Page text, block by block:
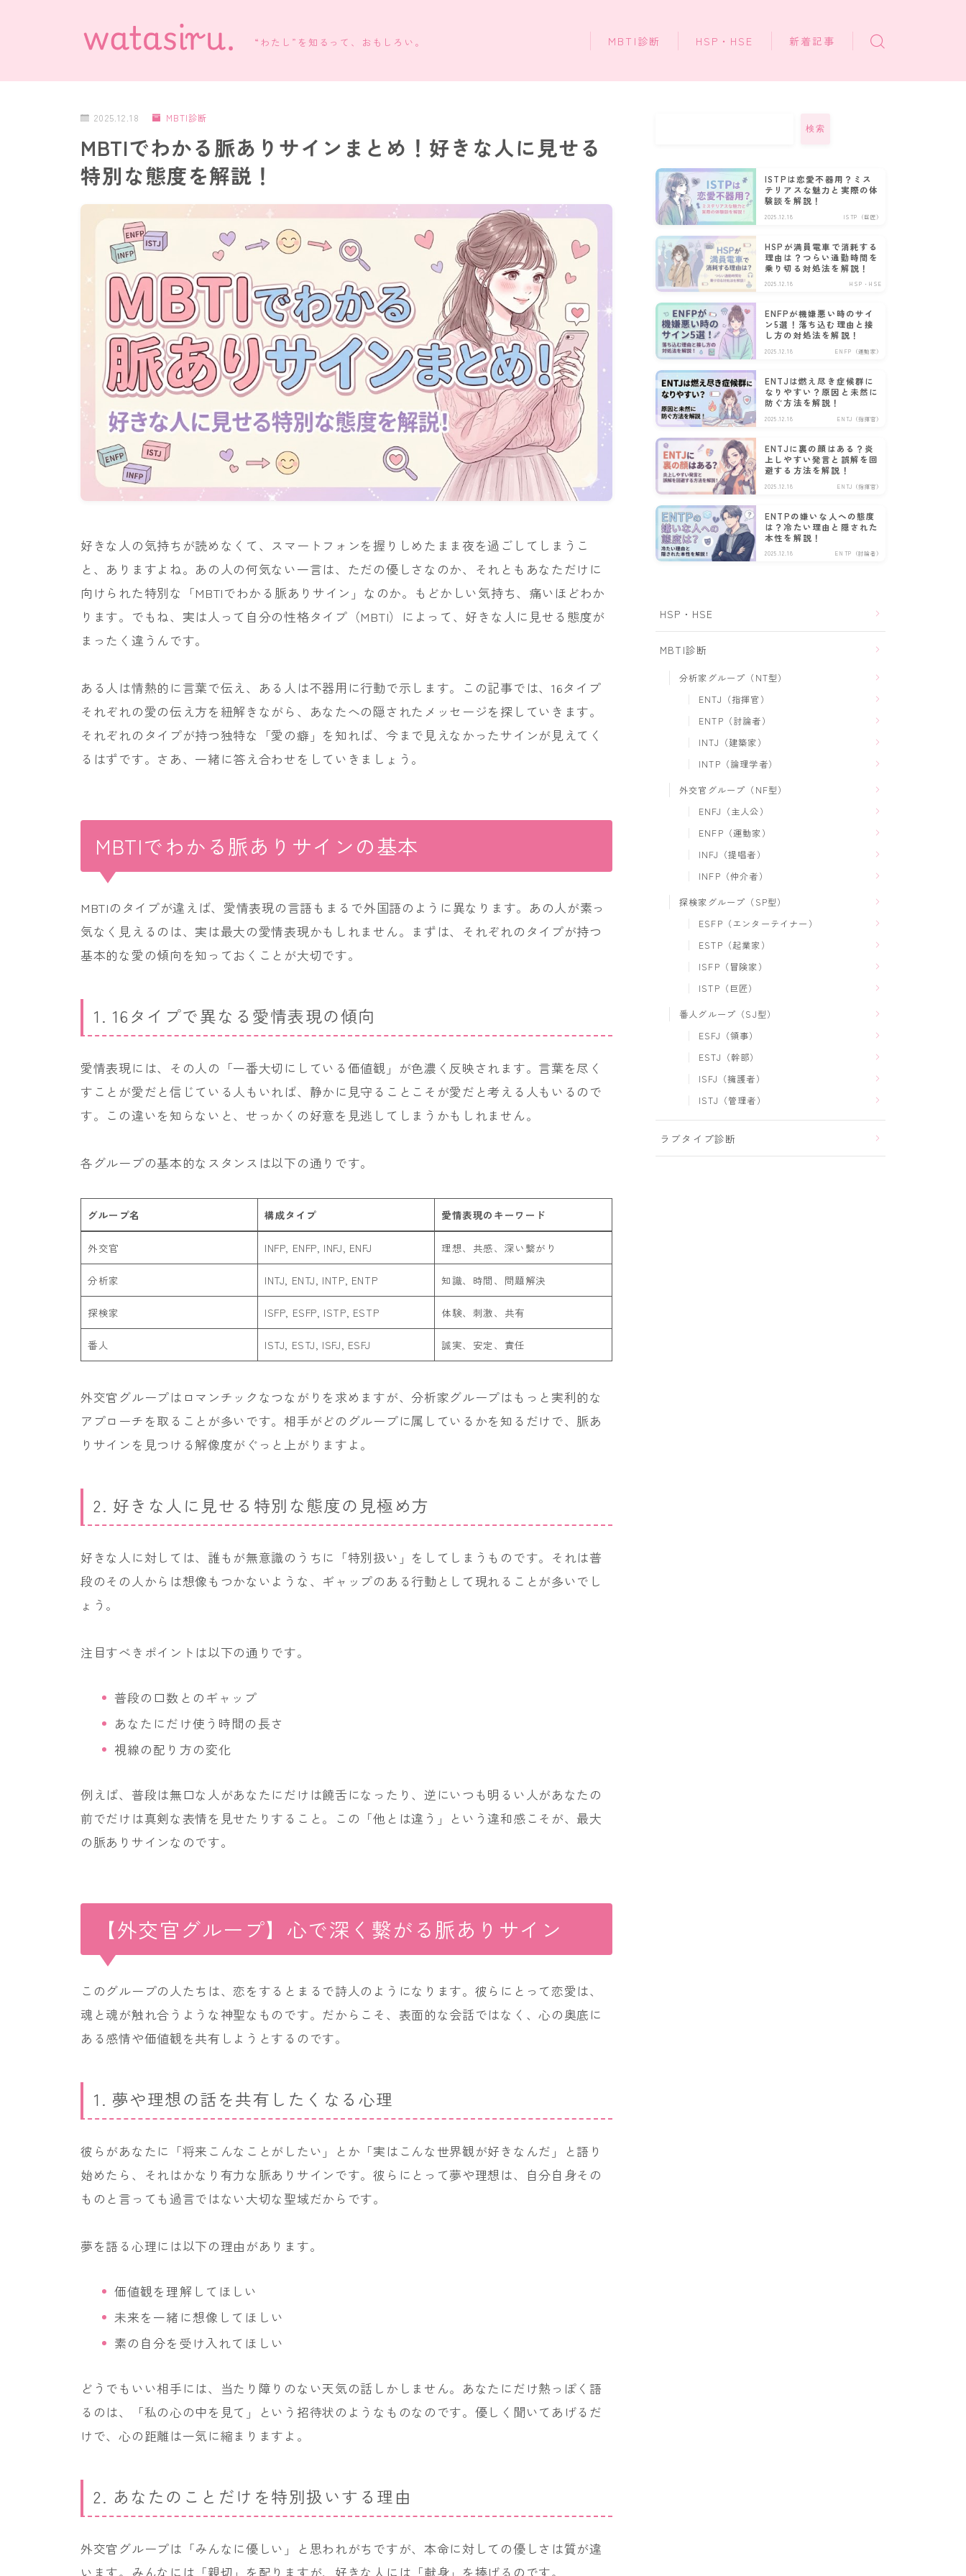
“わたし”を知るって、おもしろい。 MBTI診断 HSP・HSE 新着記事
2025.12.18 MBTI診断
MBTIでわかる脈ありサインまとめ！好きな人に見せる
特別な態度を解説！
好きな人の気持ちが読めなくて、スマートフォンを握りしめたまま夜を過ごしてしまうこ
と、ありますよね。あの人の何気ない一言は、ただの優しさなのか、それともあなただけに
向けられた特別な「MBTIでわかる脈ありサイン」なのか。もどかしい気持ち、痛いほどわか
ります。でもね、実は人って自分の性格タイプ（MBTI）によって、好きな人に見せる態度が
まったく違うんです。
ある人は情熱的に言葉で伝え、ある人は不器用に行動で示します。この記事では、16タイプ
それぞれの愛の伝え方を紐解きながら、あなたへの隠されたメッセージを探していきます。
それぞれのタイプが持つ独特な「愛の癖」を知れば、今まで見えなかったサインが見えてく
るはずです。さあ、一緒に答え合わせをしていきましょう。
MBTIでわかる脈ありサインの基本
MBTIのタイプが違えば、愛情表現の言語もまるで外国語のように異なります。あの人が素っ
気なく見えるのは、実は最大の愛情表現かもしれません。まずは、それぞれのタイプが持つ
基本的な愛の傾向を知っておくことが大切です。
1. 16タイプで異なる愛情表現の傾向
愛情表現には、その人の「一番大切にしている価値観」が色濃く反映されます。言葉を尽く
すことが愛だと信じている人もいれば、静かに見守ることこそが愛だと考える人もいるので
す。この違いを知らないと、せっかくの好意を見逃してしまうかもしれません。
各グループの基本的なスタンスは以下の通りです。
グループ名 構成タイプ 愛情表現のキーワード
外交官 INFP, ENFP, INFJ, ENFJ 理想、共感、深い繋がり
分析家 INTJ, ENTJ, INTP, ENTP 知識、時間、問題解決
探検家 ISFP, ESFP, ISTP, ESTP 体験、刺激、共有
番人 ISTJ, ESTJ, ISFJ, ESFJ 誠実、安定、責任
外交官グループはロマンチックなつながりを求めますが、分析家グループはもっと実利的な
アプローチを取ることが多いです。相手がどのグループに属しているかを知るだけで、脈あ
りサインを見つける解像度がぐっと上がりますよ。
2. 好きな人に見せる特別な態度の見極め方
好きな人に対しては、誰もが無意識のうちに「特別扱い」をしてしまうものです。それは普
段のその人からは想像もつかないような、ギャップのある行動として現れることが多いでし
ょう。
注目すべきポイントは以下の通りです。
普段の口数とのギャップ
あなたにだけ使う時間の長さ
視線の配り方の変化
例えば、普段は無口な人があなたにだけは饒舌になったり、逆にいつも明るい人があなたの
前でだけは真剣な表情を見せたりすること。この「他とは違う」という違和感こそが、最大
の脈ありサインなのです。
【外交官グループ】心で深く繋がる脈ありサイン
このグループの人たちは、恋をするとまるで詩人のようになります。彼らにとって恋愛は、
魂と魂が触れ合うような神聖なものです。だからこそ、表面的な会話ではなく、心の奥底に
ある感情や価値観を共有しようとするのです。
1. 夢や理想の話を共有したくなる心理
彼らがあなたに「将来こんなことがしたい」とか「実はこんな世界観が好きなんだ」と語り
始めたら、それはかなり有力な脈ありサインです。彼らにとって夢や理想は、自分自身その
ものと言っても過言ではない大切な聖域だからです。
夢を語る心理には以下の理由があります。
価値観を理解してほしい
未来を一緒に想像してほしい
素の自分を受け入れてほしい
どうでもいい相手には、当たり障りのない天気の話しかしません。あなたにだけ熱っぽく語
るのは、「私の心の中を見て」という招待状のようなものなのです。優しく聞いてあげるだ
けで、心の距離は一気に縮まりますよ。
2. あなたのことだけを特別扱いする理由
外交官グループは「みんなに優しい」と思われがちですが、本命に対しての優しさは質が違
います。みんなには「親切」を配りますが、好きな人には「献身」を捧げるのです。
検索
ISTPは恋愛不器用？ミス
テリアスな魅力と実際の体
験談を解説！
2025.12.18 ISTP（巨匠）
HSPが満員電車で消耗する
理由は？つらい通勤時間を
乗り切る対処法を解説！
2025.12.18 HSP・HSE
ENFPが機嫌悪い時のサイ
ン5選！落ち込む理由と接
し方の対処法を解説！
2025.12.18 ENFP（運動家）
ENTJは燃え尽き症候群に
なりやすい？原因と未然に
防ぐ方法を解説！
2025.12.18 ENTJ（指揮官）
ENTJに裏の顔はある？炎
上しやすい発言と誤解を回
避する方法を解説！
2025.12.18 ENTJ（指揮官）
ENTPの嫌いな人への態度
は？冷たい理由と隠された
本性を解説！
2025.12.18 ENTP（討論者）
HSP・HSE
MBTI診断
分析家グループ（NT型）
ENTJ（指揮官）
ENTP（討論者）
INTJ（建築家）
INTP（論理学者）
外交官グループ（NF型）
ENFJ（主人公）
ENFP（運動家）
INFJ（提唱者）
INFP（仲介者）
探検家グループ（SP型）
ESFP（エンターテイナー）
ESTP（起業家）
ISFP（冒険家）
ISTP（巨匠）
番人グループ（SJ型）
ESFJ（領事）
ESTJ（幹部）
ISFJ（擁護者）
ISTJ（管理者）
ラブタイプ診断